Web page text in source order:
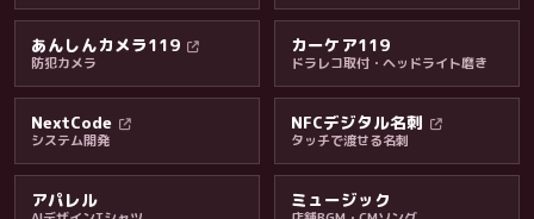
料金・保証・ご案内
あんしんカメラ119
防犯カメラ
カーケア119
ドラレコ取付・ヘッドライト磨き
NextCode
システム開発
NFCデジタル名刺
タッチで渡せる名刺
アパレル ミュージック